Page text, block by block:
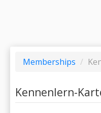
Memberships /
Kennenlern-